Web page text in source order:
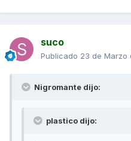
suco
Publicado 23 de Marzo
Nigromante dijo:
plastico dijo: